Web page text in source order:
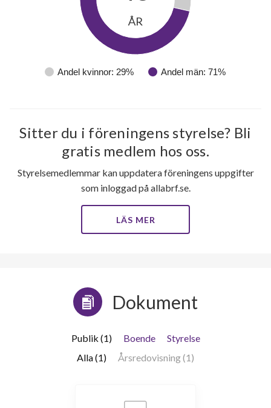
Andel kvinnor: 29% Andel män: 71%
ÅR
Sitter du i föreningens styrelse? Bli
gratis medlem hos oss.
Styrelsemedlemmar kan uppdatera föreningens uppgifter
som inloggad på allabrf.se.
LÄS MER
Dokument
Publik (1) Boende
Styrelse
Alla (1)
Årsredovisning (1)